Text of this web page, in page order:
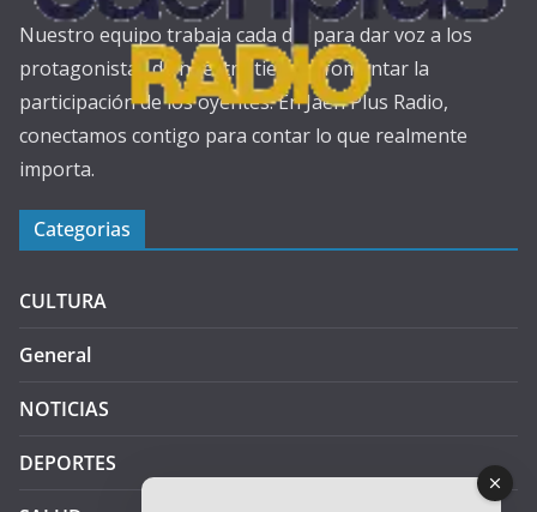
Nuestro equipo trabaja cada día para dar voz a los
protagonistas de nuestra tierra y fomentar la
participación de los oyentes. En Jaén Plus Radio,
conectamos contigo para contar lo que realmente
importa.
Categorias
CULTURA
General
NOTICIAS
DEPORTES